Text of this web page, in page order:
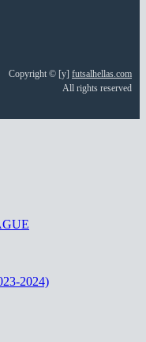
Copyright © [y] futsalhellas.com
All rights reserved
2024)